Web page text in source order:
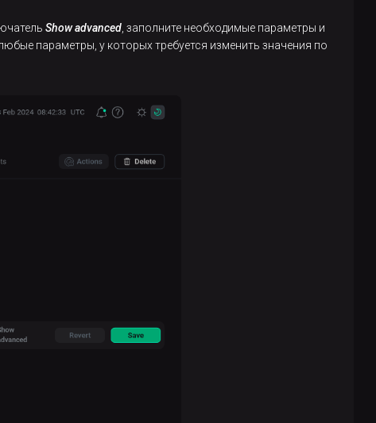
Show advanced, заполните необходимые параметры и
параметры, у которых требуется изменить значения по